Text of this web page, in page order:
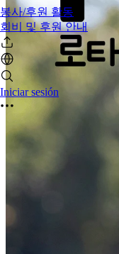
봉사/후원 활동
회비 및 후원 안내
Iniciar sesión